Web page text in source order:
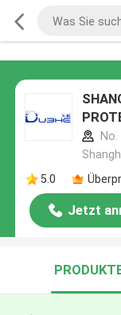
5.0
Jetzt